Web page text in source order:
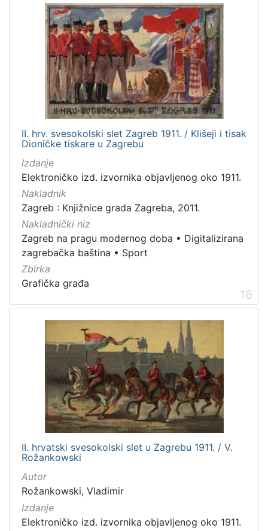
II. hrv. svesokolski slet Zagreb 1911. / Klišeji i tisak
Dioničke tiskare u Zagrebu
Izdanje
Elektroničko izd. izvornika objavljenog oko 1911.
Nakladnik
Zagreb : Knjižnice grada Zagreba, 2011.
Nakladnički niz
Zagreb na pragu modernog doba • Digitalizirana
zagrebačka baština • Sport
Zbirka
Grafička građa
16
II. hrvatski svesokolski slet u Zagrebu 1911. / V.
Rožankowski
Autor
Rožankowski, Vladimir
Izdanje
Elektroničko izd. izvornika objavljenog oko 1911.